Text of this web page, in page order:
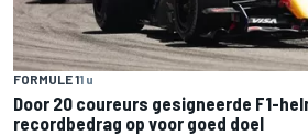
FORMULE 11 u
Door 20 coureurs gesigneerde F1-
recordbedrag op voor goed doel